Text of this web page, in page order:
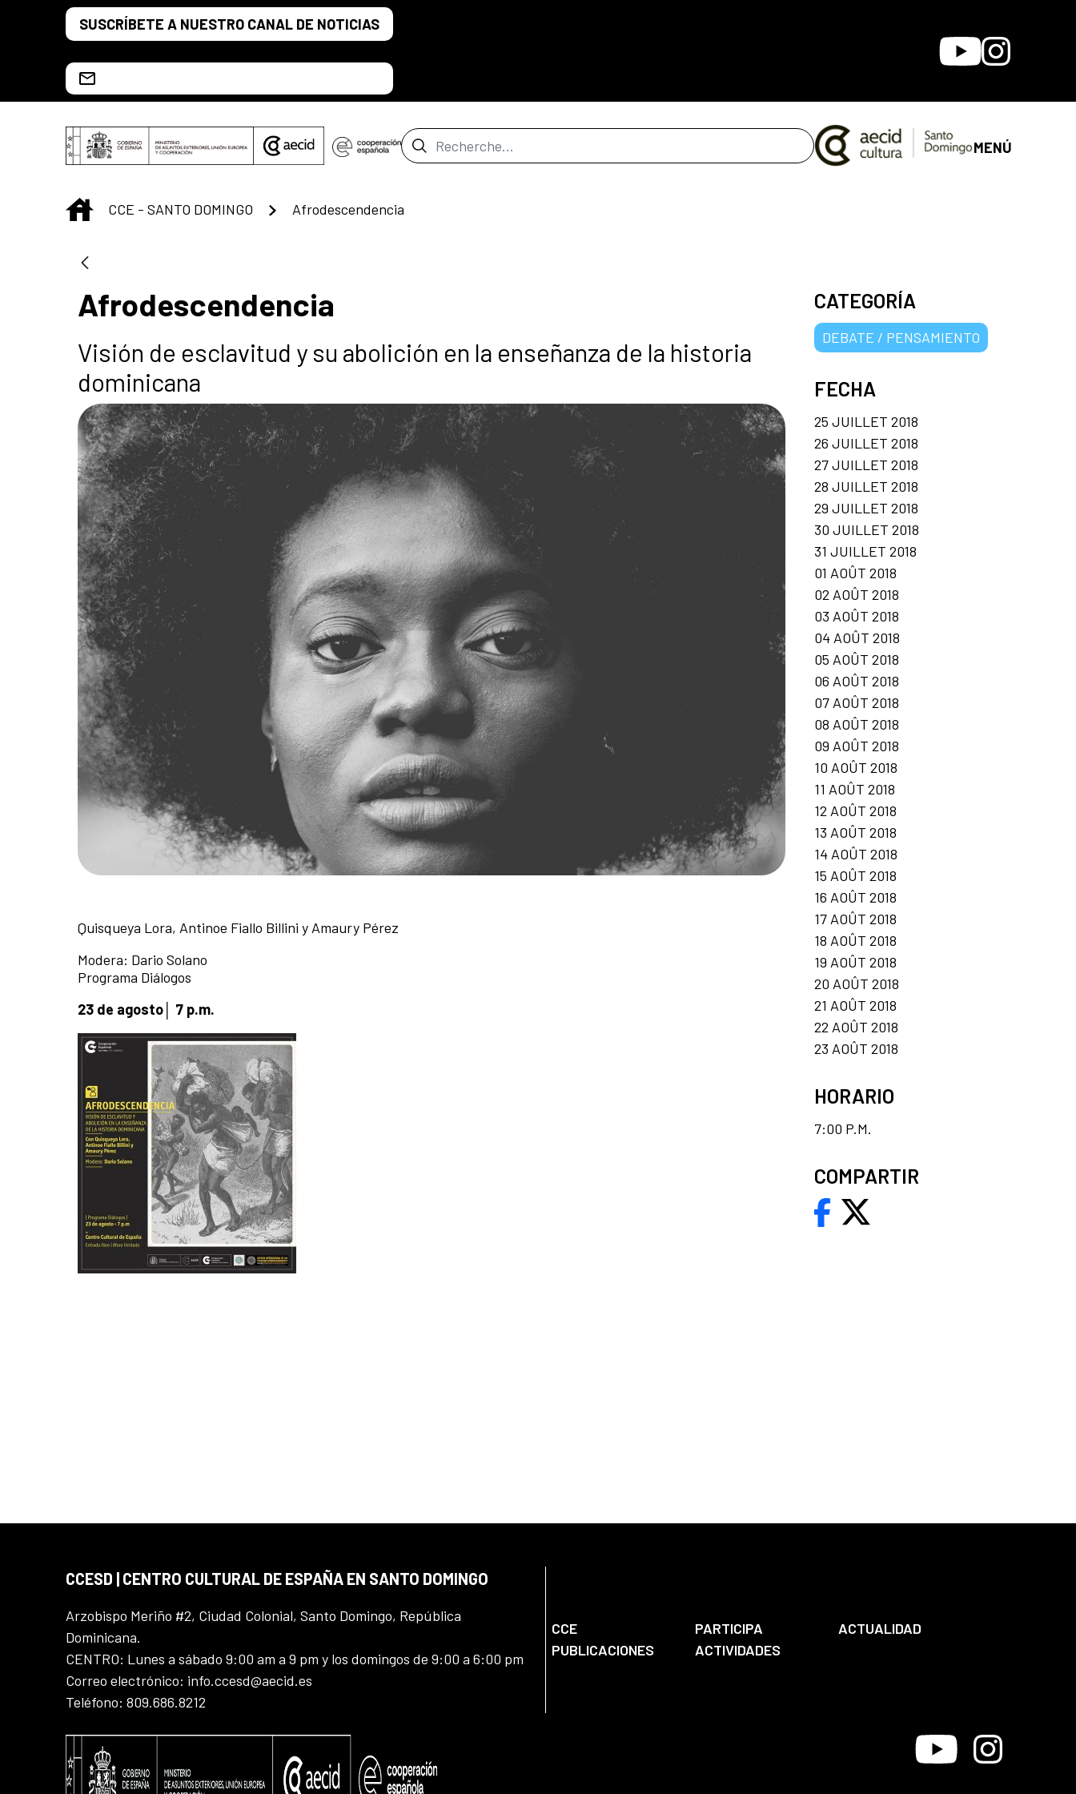
Saut au contenu principal
SUSCRÍBETE A NUESTRO CANAL DE NOTICIAS
YoutubeInstagram
Barre de recherche MENÚ
INICIO
CCE - SANTO DOMINGO Afrodescendencia
Afrodescendencia
Visión de esclavitud y su abolición en la enseñanza de la historia
dominicana
Quisqueya Lora, Antinoe Fiallo Billini y Amaury Pérez
Modera: Dario Solano
Programa Diálogos
23 de agosto│ 7 p.m.
CATEGORÍA
DEBATE / PENSAMIENTO
FECHA
25 JUILLET 2018
26 JUILLET 2018
27 JUILLET 2018
28 JUILLET 2018
29 JUILLET 2018
30 JUILLET 2018
31 JUILLET 2018
01 AOÛT 2018
02 AOÛT 2018
03 AOÛT 2018
04 AOÛT 2018
05 AOÛT 2018
06 AOÛT 2018
07 AOÛT 2018
08 AOÛT 2018
09 AOÛT 2018
10 AOÛT 2018
11 AOÛT 2018
12 AOÛT 2018
13 AOÛT 2018
14 AOÛT 2018
15 AOÛT 2018
16 AOÛT 2018
17 AOÛT 2018
18 AOÛT 2018
19 AOÛT 2018
20 AOÛT 2018
21 AOÛT 2018
22 AOÛT 2018
23 AOÛT 2018
HORARIO
7:00 P.M.
COMPARTIR
CCESD | CENTRO CULTURAL DE ESPAÑA EN SANTO DOMINGO
Arzobispo Meriño #2, Ciudad Colonial, Santo Domingo, República
Dominicana.
CENTRO: Lunes a sábado 9:00 am a 9 pm y los domingos de 9:00 a 6:00 pm
Correo electrónico: info.ccesd@aecid.es
Teléfono: 809.686.8212
CCE PARTICIPA
ACTUALIDAD
PUBLICACIONES
ACTIVIDADES
Youtube Instagram